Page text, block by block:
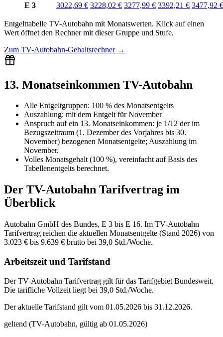
E 3
3022,69 € 3228,02 € 3277,99 € 3392,21 € 3477,92 €
Entgelttabelle TV-Autobahn mit Monatswerten. Klick auf einen
Wert öffnet den Rechner mit dieser Gruppe und Stufe.
Zum TV-Autobahn-Gehaltsrechner→
13. Monatseinkommen TV-Autobahn
Alle Entgeltgruppen: 100 % des Monatsentgelts
Auszahlung: mit dem Entgelt fürNovember
Anspruch auf ein 13. Monatseinkommen: je 1/12 der im
Bezugszeitraum (1. Dezember des Vorjahres bis 30.
November) bezogenen Monatsentgelte; Auszahlung im
November.
Volles Monatsgehalt (100 %), vereinfacht auf Basis des
Tabellenentgelts berechnet.
Der TV-Autobahn Tarifvertrag im
Überblick
Autobahn GmbH des Bundes, E 3 bis E 16. Im TV-Autobahn
Tarifvertrag reichen die aktuellen Monatsentgelte (Stand 2026) von
3.023 € bis 9.639 € brutto bei 39,0 Std./Woche.
Arbeitszeit und Tarifstand
Der TV-Autobahn Tarifvertrag gilt für das Tarifgebiet Bundesweit.
Die tarifliche Vollzeit liegt bei 39,0 Std./Woche.
Der aktuelle Tarifstand gilt vom 01.05.2026 bis 31.12.2026.
geltend (TV-Autobahn, gültig ab 01.05.2026)